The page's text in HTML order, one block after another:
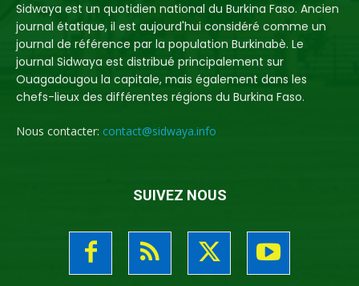
Sidwaya est un quotidien national du Burkina Faso. Ancien
journal étatique, il est aujourd'hui considéré comme un
journal de référence par la population Burkinabè. Le
journal Sidwaya est distribué principalement sur
Ouagadougou la capitale, mais également dans les
chefs-lieux des différentes régions du Burkina Faso.
Nous contacter: contact@sidwaya.info
SUIVEZ NOUS